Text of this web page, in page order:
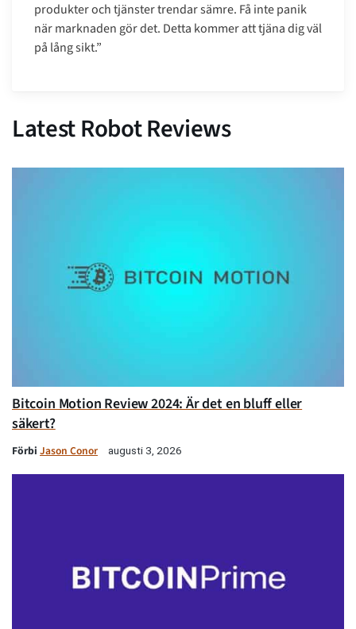
produkter och tjänster trendar sämre. Få inte panik
när marknaden gör det. Detta kommer att tjäna dig väl
på lång sikt.”
Latest Robot Reviews
Bitcoin Motion Review 2024: Är det en bluff eller
säkert?
Förbi Jason Conor augusti 3, 2026